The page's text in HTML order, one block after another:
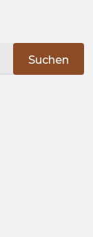
Suchen